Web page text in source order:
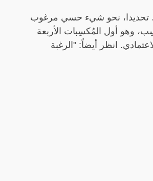
تحديدا، نحو شيء حسي مرغوب
وهو أول المُكسِبات الأربعة
انظر أيضاً: "الرغبة